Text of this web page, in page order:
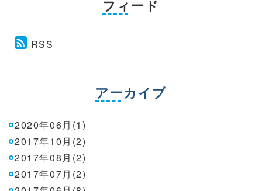
フィード
RSS
アーカイブ
2020年06月(1)
2017年10月(2)
2017年08月(2)
2017年07月(2)